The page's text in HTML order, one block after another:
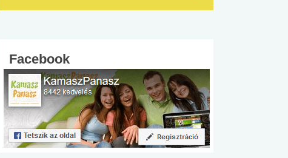
Facebook